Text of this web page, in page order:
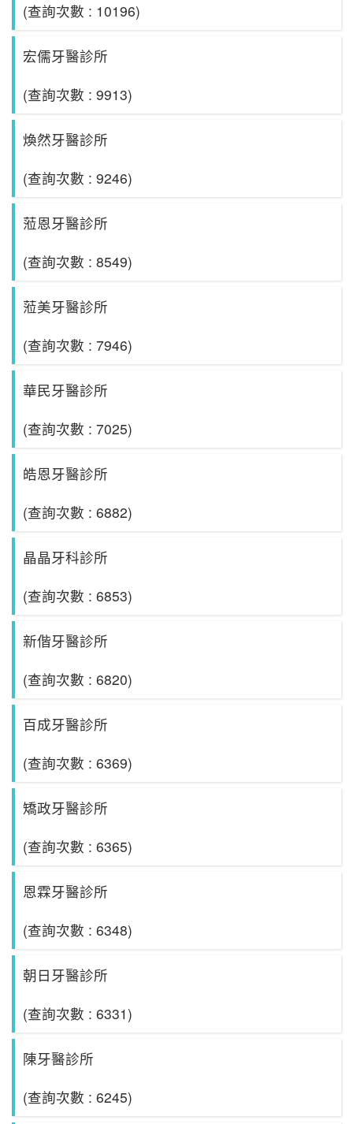
(查詢次數 : 10196)
宏儒牙醫診所
(查詢次數 : 9913)
煥然牙醫診所
(查詢次數 : 9246)
蒞恩牙醫診所
(查詢次數 : 8549)
蒞美牙醫診所
(查詢次數 : 7946)
華民牙醫診所
(查詢次數 : 7025)
皓恩牙醫診所
(查詢次數 : 6882)
晶晶牙科診所
(查詢次數 : 6853)
新偕牙醫診所
(查詢次數 : 6820)
百成牙醫診所
(查詢次數 : 6369)
矯政牙醫診所
(查詢次數 : 6365)
恩霖牙醫診所
(查詢次數 : 6348)
朝日牙醫診所
(查詢次數 : 6331)
陳牙醫診所
(查詢次數 : 6245)